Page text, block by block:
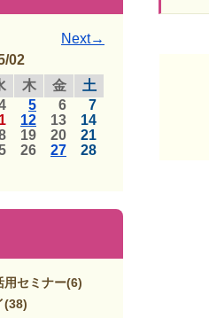
Next→
02
木 金
土
5 6
7
12 13
14
19 20
21
26 27
28
セミナー(6)
(38)